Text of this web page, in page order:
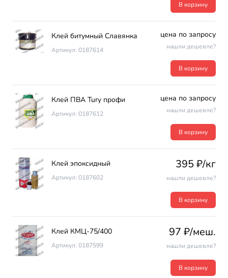
В корзину
Клей битумный Славянка
Артикул: 0187614
цена по запросу
нашли дешевле?
В корзину
Клей ПВА Tury профи
Артикул: 0187612
цена по запросу
нашли дешевле?
В корзину
Клей эпоксидный
Артикул: 0187602
395 ₽/кг
нашли дешевле?
В корзину
Клей КМЦ-75/400
Артикул: 0187599
97 ₽/меш.
нашли дешевле?
В корзину